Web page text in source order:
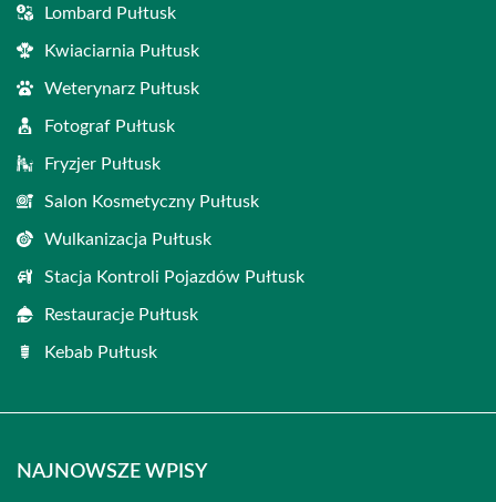
Lombard Pułtusk
Kwiaciarnia Pułtusk
Weterynarz Pułtusk
Fotograf Pułtusk
Fryzjer Pułtusk
Salon Kosmetyczny Pułtusk
Wulkanizacja Pułtusk
Stacja Kontroli Pojazdów Pułtusk
Restauracje Pułtusk
Kebab Pułtusk
NAJNOWSZE WPISY